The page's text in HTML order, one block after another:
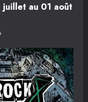
juillet au 01 août